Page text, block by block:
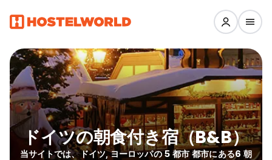
ドイツの朝食付き宿（B&B）
当サイトでは、ドイツ, ヨーロッパの 5 都市 都市にある6 朝